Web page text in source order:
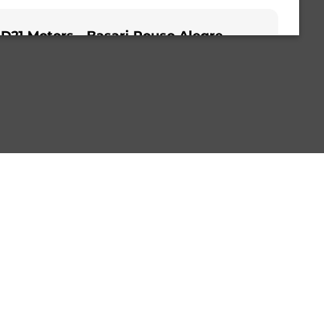
D21 Motors - Basari Pouso Alegre
D21 Motors - Bauru